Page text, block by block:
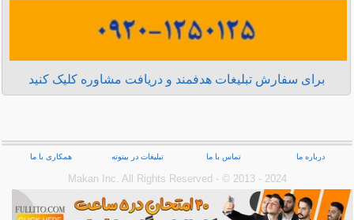
برای سفارش تبلیغات هدفمند و دریافت مشاوره کلیک کنید
درباره ما تماس با ما تبلیغات در بیتوته همکاری با ما
Makan Inc.‎ All Rights Reserved - © 2013 - 2024